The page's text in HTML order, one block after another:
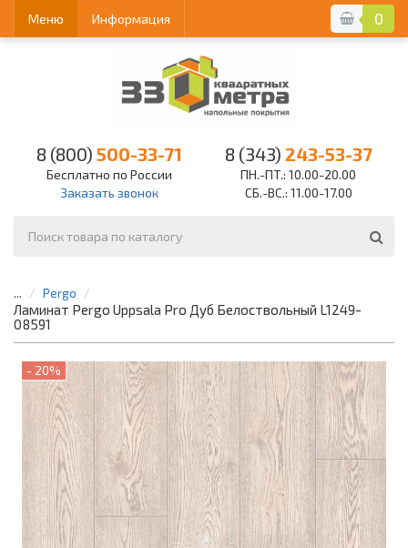
0
Меню Информация
8 (800) 500-33-71
Бесплатно по России
Заказать звонок
8 (343) 243-53-37
ПН.-ПТ.: 10.00-20.00
СБ.-ВС.: 11.00-17.00
... Pergo
Ламинат Pergo Uppsala Pro Дуб Белоствольный L1249-
08591
- 20%